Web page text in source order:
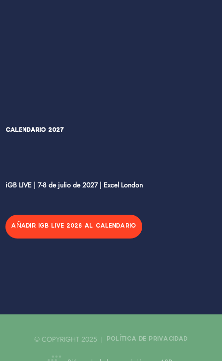
Calendario 2027
iGB LIVE | 7-8 de julio de 2027 | Excel London
AÑADIR IGB LIVE 2026 AL CALENDARIO
© COPYRIGHT 2025 POLÍTICA DE PRIVACIDAD